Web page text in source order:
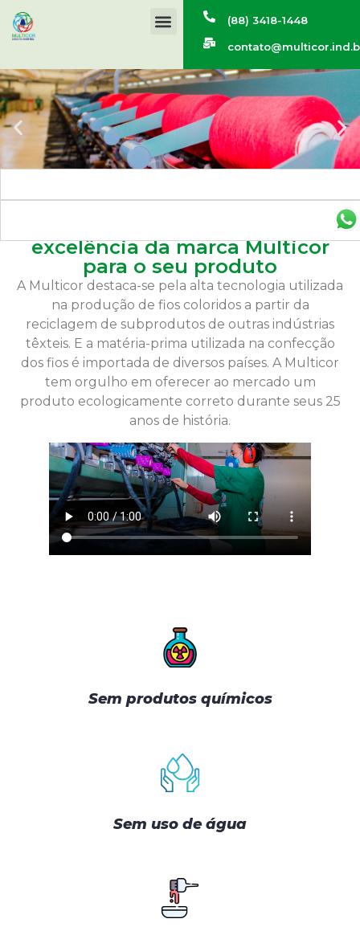
(88) 3418-1448
excelência da marca Multicor
para o seu produto
A Multicor destaca-se pela alta tecnologia utilizada
na produção de fios coloridos a partir da
reciclagem de subprodutos de outras indústrias
têxteis. E a matéria-prima utilizada na confecção
dos fios é importada de diversos países. A Multicor
tem orgulho em oferecer ao mercado um
produto ecologicamente correto durante seus 25
anos de história.
Sem produtos químicos
Sem uso de água